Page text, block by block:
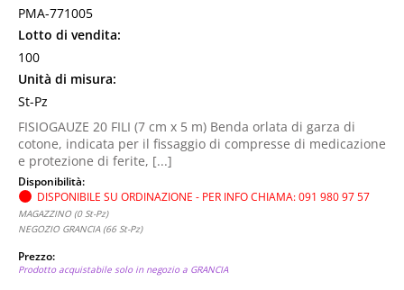
PMA-771005
Lotto di vendita:
100
Unità di misura:
St-Pz
FISIOGAUZE 20 FILI (7 cm x 5 m) Benda orlata di garza di
cotone, indicata per il fissaggio di compresse di medicazione
e protezione di ferite, [...]
Disponibilità:
DISPONIBILE SU ORDINAZIONE - PER INFO CHIAMA: 091 980 97 57
MAGAZZINO (0 St-Pz)
NEGOZIO GRANCIA (66 St-Pz)
Prezzo:
Prodotto acquistabile solo in negozio a GRANCIA